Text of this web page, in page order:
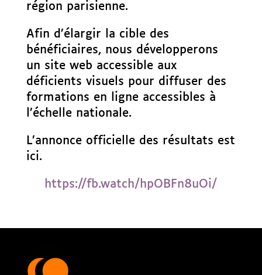
région parisienne.
Afin d’élargir la cible des
bénéficiaires, nous développerons
un site web accessible aux
déficients visuels pour diffuser des
formations en ligne accessibles à
l’échelle nationale.
L’annonce officielle des résultats est
ici.
https://fb.watch/hpOBFn8uOi/